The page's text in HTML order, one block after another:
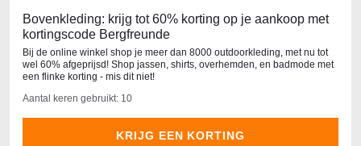
Bovenkleding: krijg tot 60% korting op je aankoop met
kortingscode Bergfreunde
Bij de online winkel shop je meer dan 8000 outdoorkleding, met nu tot
wel 60% afgeprijsd! Shop jassen, shirts, overhemden, en badmode met
een flinke korting - mis dit niet!
Aantal keren gebruikt: 10
KRIJG EEN KORTING